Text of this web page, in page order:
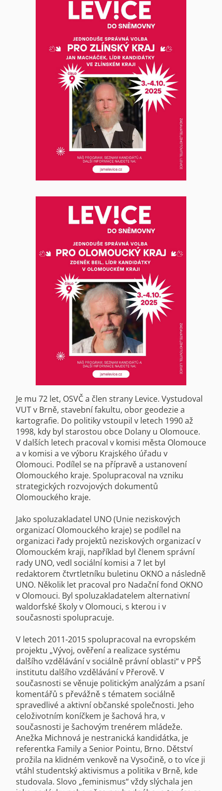
Je mu 72 let, OSVČ a člen strany Levice. Vystudoval
VUT v Brně, stavební fakultu, obor geodezie a
kartografie. Do politiky vstoupil v letech 1990 až
1998, kdy byl starostou obce Dolany u Olomouce.
V dalších letech pracoval v komisi města Olomouce
a v komisi a ve výboru Krajského úřadu v
Olomouci. Podílel se na přípravě a ustanovení
Olomouckého kraje. Spolupracoval na vzniku
strategických rozvojových dokumentů
Olomouckého kraje.
Jako spoluzakladatel UNO (Unie neziskových
organizací Olomouckého kraje) se podílel na
organizaci řady projektů neziskových organizací v
Olomouckém kraji, například byl členem správní
rady UNO, vedl sociální komisi a 7 let byl
redaktorem čtvrtletníku buletinu OKNO a následně
UNO. Několik let pracoval pro Nadační fond OKNO
v Olomouci. Byl spoluzakladatelem alternativní
waldorfské školy v Olomouci, s kterou i v
současnosti spolupracuje.
V letech 2011-2015 spolupracoval na evropském
projektu „Vývoj, ověření a realizace systému
dalšího vzdělávání v sociálně právní oblasti“ v PPŠ
institutu dalšího vzdělávání v Přerově. V
současnosti se věnuje politickým analýzám a psaní
komentářů s převážně s tématem sociálně
spravedlivé a aktivní občanské společnosti. Jeho
celoživotním koníčkem je šachová hra, v
současnosti je šachovým trenérem mládeže.
Anežka Michnová je nestranická kandidátka, je
referentka Family a Senior Pointu, Brno. Dětství
prožila na klidném venkově na Vysočině, o to více ji
vtáhl studentský aktivismus a politika v Brně, kde
studovala. Slovo „feminismus“ vždy slýchala jen